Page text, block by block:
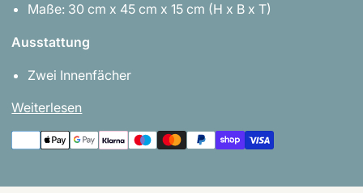
Maße: 30 cm x 45 cm x 15 cm (H x B x T)
Ausstattung
Zwei Innenfächer
Weiterlesen